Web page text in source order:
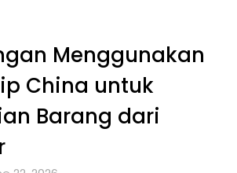
Menggunakan
China untuk
Barang dari